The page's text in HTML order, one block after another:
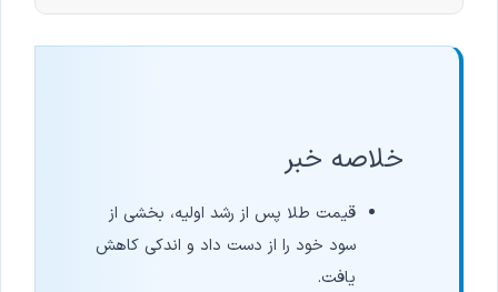
خلاصه خبر
قیمت طلا پس از رشد اولیه، بخشی از
سود خود را از دست داد و اندکی کاهش
یافت.